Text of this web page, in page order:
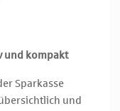
und kompakt
Sparkasse
und